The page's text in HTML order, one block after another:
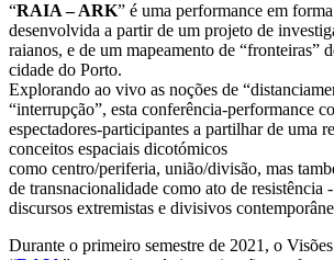
“RAIA – ARK” é uma performance em
desenvolvida a partir de um projeto de
raianos, e de um mapeamento de “fronteiras”
cidade do Porto.
Explorando ao vivo as noções de
“interrupção”, esta conferência-performance
espectadores-participantes a partilhar de uma
conceitos espaciais dicotómicos
como centro/periferia, união/divisão, mas
de transnacionalidade como ato de resistência
discursos extremistas e divisivos
Durante o primeiro semestre de 2021, o